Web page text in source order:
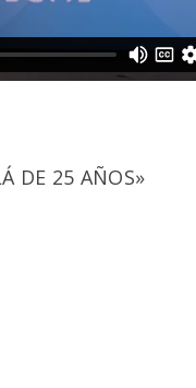
DE 25 AÑOS»